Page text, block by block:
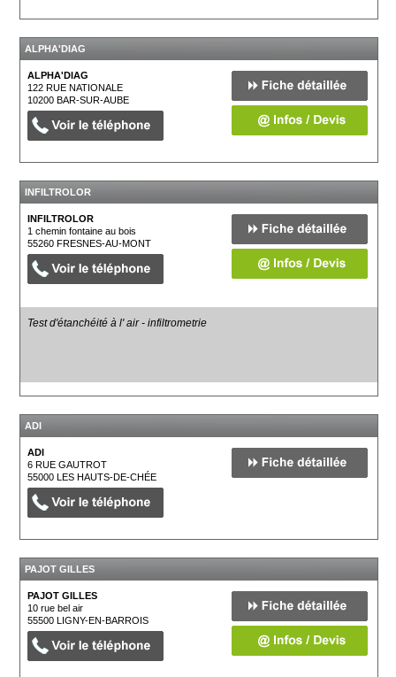
ALPHA'DIAG
ALPHA'DIAG
122 RUE NATIONALE
10200BAR-SUR-AUBE
INFILTROLOR
INFILTROLOR
1 chemin fontaine au bois
55260FRESNES-AU-MONT
Test d'étanchéité à l' air - infiltrometrie
ADI
ADI
6 RUE GAUTROT
55000LES HAUTS-DE-CHÉE
PAJOT GILLES
PAJOT GILLES
10 rue bel air
55500LIGNY-EN-BARROIS